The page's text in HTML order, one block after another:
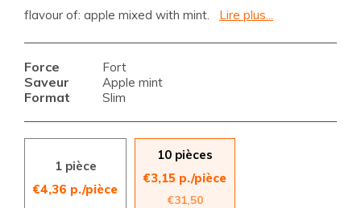
flavour of: apple mixed with mint.
Lire plus...
Force Fort
Saveur Apple mint
Format Slim
1 pièce
€4,36 p./pièce
10 pièces
€3,15 p./pièce
€31,50